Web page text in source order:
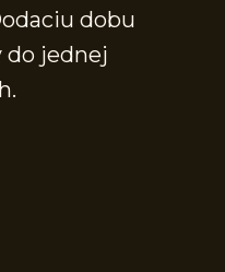
dobu
do jednej